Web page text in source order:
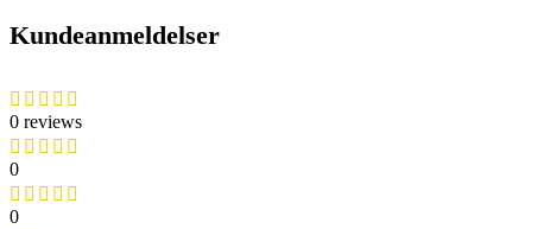
Kundeanmeldelser
0 reviews
0
0